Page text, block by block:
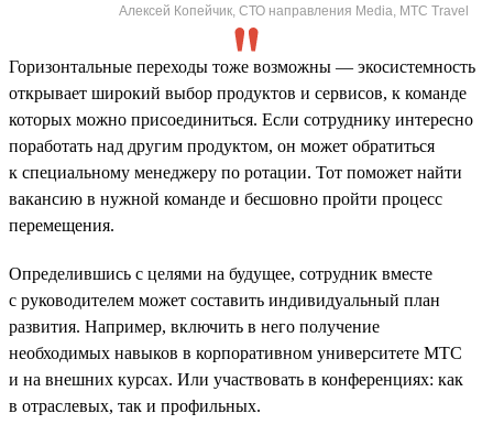
Алексей Копейчик, СТО направления Media, МТС Travel
Горизонтальные переходы тоже возможны — экосистемность
открывает широкий выбор продуктов и сервисов, к команде
которых можно присоединиться. Если сотруднику интересно
поработать над другим продуктом, он может обратиться
к специальному менеджеру по ротации. Тот поможет найти
вакансию в нужной команде и бесшовно пройти процесс
перемещения.
Определившись с целями на будущее, сотрудник вместе
с руководителем может составить индивидуальный план
развития. Например, включить в него получение
необходимых навыков в корпоративном университете МТС
и на внешних курсах. Или участвовать в конференциях: как
в отраслевых, так и профильных.